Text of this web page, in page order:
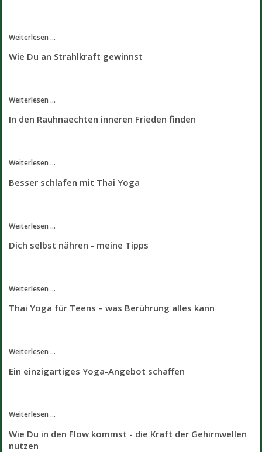
Weiterlesen ...
Wie Du an Strahlkraft gewinnst
Weiterlesen ...
In den Rauhnaechten inneren Frieden finden
Weiterlesen ...
Besser schlafen mit Thai Yoga
Weiterlesen ...
Dich selbst nähren - meine Tipps
Weiterlesen ...
Thai Yoga für Teens – was Berührung alles kann
Weiterlesen ...
Ein einzigartiges Yoga-Angebot schaffen
Weiterlesen ...
Wie Du in den Flow kommst - die Kraft der Gehirnwellen
nutzen